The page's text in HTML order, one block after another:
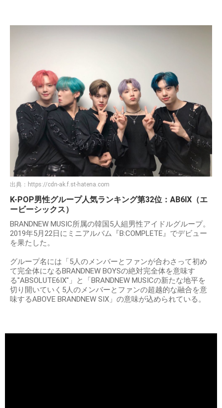
出典： https://cdn-ak.f.st-hatena.com
K-POP男性グループ人気ランキング第32位：AB6IX（エ
ービーシックス）
BRANDNEW MUSIC所属の韓国5人組男性アイドルグループ。
2019年5月22日にミニアルバム『B:COMPLETE』でデビュー
を果たした。
グループ名には「5人のメンバーとファンが合わさって初め
て完全体になるBRANDNEW BOYSの絶対完全体を意味す
る"ABSOLUTE6IX"」と「BRANDNEW MUSICの新たな地平を
切り開いていく5人のメンバーとファンの超越的な融合を意
味するABOVE BRANDNEW SIX」の意味が込められている。